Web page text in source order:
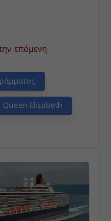
επόμενη
Elizabeth